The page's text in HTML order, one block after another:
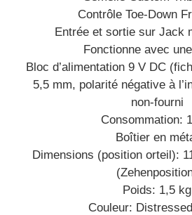
Contrôle Toe-Down
Entrée et sortie sur Jack
Fonctionne avec
Bloc d’alimentation 9 V DC
5,5 mm, polarité négative à
non-fourni
Consommation:
Boîtier en
Dimensions (position orteil):
Poids: 1,5 kg
Couleur: